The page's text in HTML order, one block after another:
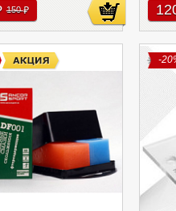
150руб
-